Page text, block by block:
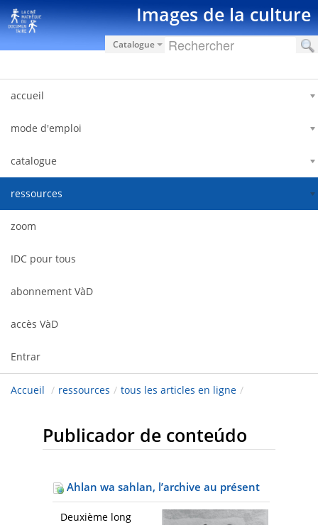
Pular para o conteúdo Images de la culture
Catalogue
accueil
mode d'emploi
catalogue
ressources
zoom
IDC pour tous
abonnement VàD
accès VàD
Entrar
Accueil / ressources / tous les articles en ligne /
Publicador de conteúdo
Ahlan wa sahlan, l’archive au présent
Deuxième long